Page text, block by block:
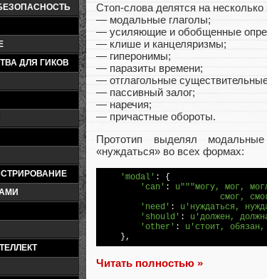
ДЛЯ ГИКОВ
Стоп-слова делятся на несколько
— модальные глаголы;
— усиляющие и обобщенные
— клише и канцеляризмы;
— гиперонимы;
— паразиты времени;
— отглагольные
— пассивный залог;
— наречия;
— причастные обороты.
Прототип выделял
«нуждаться» во всех формах:
'modal' : {
'can' : u"""могу, мог,
смог,
'need' : u'нуждаться,
'should' : u'должен,
'other' : u'стоит, обязан,
Читать полностью »